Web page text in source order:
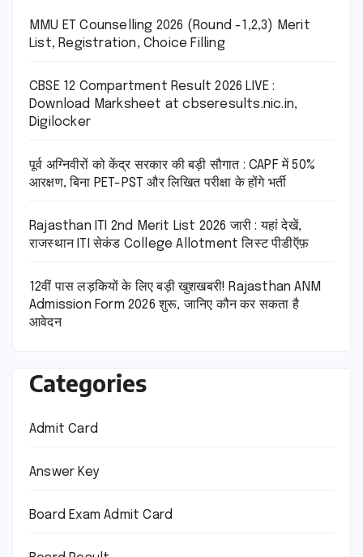
MMU ET Counselling 2026 (Round -1,2,3) Merit
List, Registration, Choice Filling
CBSE 12 Compartment Result 2026 LIVE :
Download Marksheet at cbseresults.nic.in,
Digilocker
पूर्व अग्निवीरों को केंद्र सरकार की बड़ी सौगात : CAPF में 50%
आरक्षण, बिना PET-PST और लिखित परीक्षा के होंगे भर्ती
Rajasthan ITI 2nd Merit List 2026 जारी : यहां देखें,
राजस्थान ITI सेकंड College Allotment लिस्ट पीडीऍफ़
12वीं पास लड़कियों के लिए बड़ी खुशखबरी! Rajasthan ANM
Admission Form 2026 शुरू, जानिए कौन कर सकता है
आवेदन
Categories
Admit Card
Answer Key
Board Exam Admit Card